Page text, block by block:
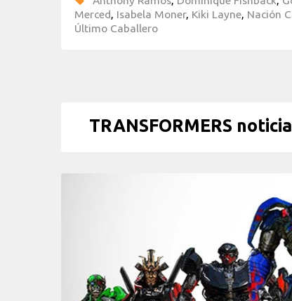
Merced, Isabela Moner, Kiki Layne, Nación
Último Caballero
TRANSFORMERS